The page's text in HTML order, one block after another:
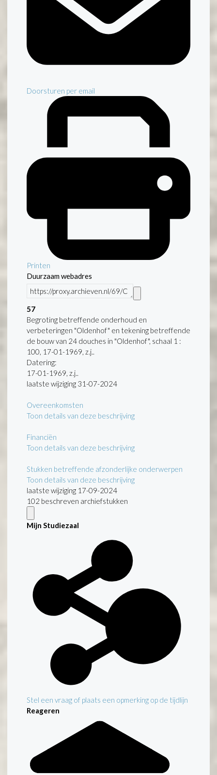
Doorsturen per email
Printen
Duurzaam webadres
57
Begroting betreffende onderhoud en
verbeteringen "Oldenhof" en tekening betreffende
de bouw van 24 douches in "Oldenhof", schaal 1 :
100, 17-01-1969, z.j..
Datering:
17-01-1969, z.j..
laatste wijziging 31-07-2024
Overeenkomsten
Toon details van deze beschrijving
Financiën
Toon details van deze beschrijving
Stukken betreffende afzonderlijke onderwerpen
Toon details van deze beschrijving
laatste wijziging 17-09-2024
102 beschreven archiefstukken
Mijn Studiezaal
Stel een vraag of plaats een opmerking op de tijdlijn
Reageren